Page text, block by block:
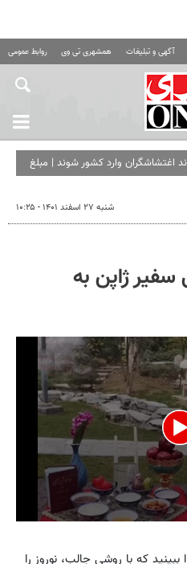
آگهی و تبلیغات همشهری تی وی روابط عمومی
اغتشاشگران وارد کشور شوند | مبلغ
شنبه ۲۷ اسفند ۱۴۰۱ - ۱۰:۲۵
سفیر ژاپن به
0
ofببینید که با روشی جالب، نوروز را